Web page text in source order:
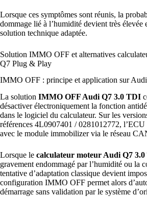
Lorsque ces symptômes sont réunis, la
dommage lié à l’humidité devient très élevée
solution technique adaptée.
Solution IMMO OFF et alternatives
Q7 Plug & Play
IMMO OFF : principe et application sur
La solution IMMO OFF Audi Q7 3.0 TDI
désactiver électroniquement la fonction
dans le logiciel du calculateur. Sur les
références 4L0907401 / 0281012772, l’ECU
avec le module immobilizer via le réseau
Lorsque le calculateur moteur Audi Q7
gravement endommagé par l’humidité ou la
tentative d’adaptation classique devient
configuration IMMO OFF permet alors
démarrage sans validation par le système